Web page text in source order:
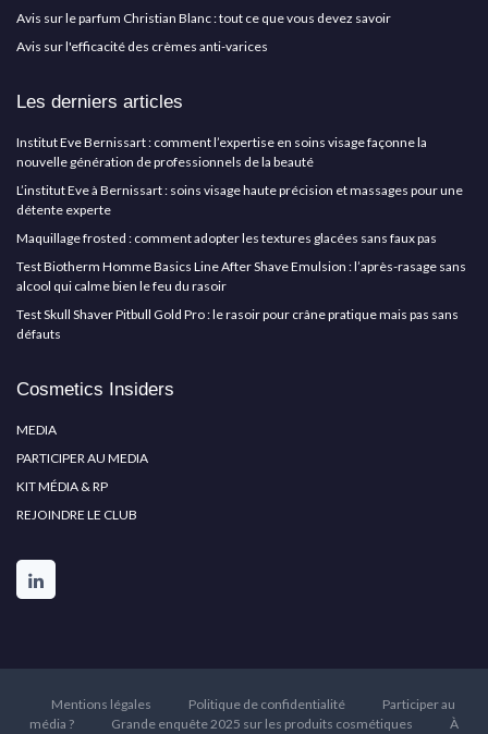
Avis sur le parfum Christian Blanc : tout ce que vous devez savoir
Avis sur l'efficacité des crèmes anti-varices
Les derniers articles
Institut Eve Bernissart : comment l’expertise en soins visage façonne la
nouvelle génération de professionnels de la beauté
L’institut Eve à Bernissart : soins visage haute précision et massages pour une
détente experte
Maquillage frosted : comment adopter les textures glacées sans faux pas
Test Biotherm Homme Basics Line After Shave Emulsion : l’après-rasage sans
alcool qui calme bien le feu du rasoir
Test Skull Shaver Pitbull Gold Pro : le rasoir pour crâne pratique mais pas sans
défauts
Cosmetics Insiders
MEDIA
PARTICIPER AU MEDIA
KIT MÉDIA & RP
REJOINDRE LE CLUB
Mentions légales Politique de confidentialité
Participer au
média ?
Grande enquête 2025 sur les produits cosmétiques
À